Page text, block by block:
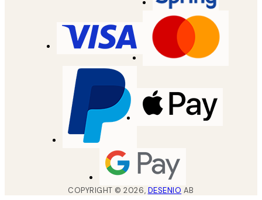
COPYRIGHT ©2026, DESENIO AB